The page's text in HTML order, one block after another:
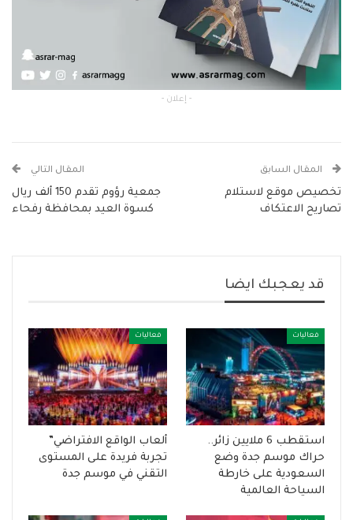
- إعلان -
المقال السابق
تخصيص موقع لاستلام
تصاريح الاعتكاف
المقال التالي
جمعية رؤوم تقدم 150 ألف ريال
كسوة العيد بمحافظة رفحاء
قد يعجبك ايضا
فعاليات
استقطب 6 ملايين زائر..
حراك موسم جدة وضع
السعودية على خارطة
السياحة العالمية
فعاليات
ألعاب الواقع الافتراضي”
تجربة فريدة على المستوى
التقني في موسم جدة